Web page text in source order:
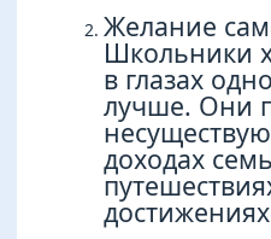
Желание
Школьники
в глазах
лучше. Они
доходах